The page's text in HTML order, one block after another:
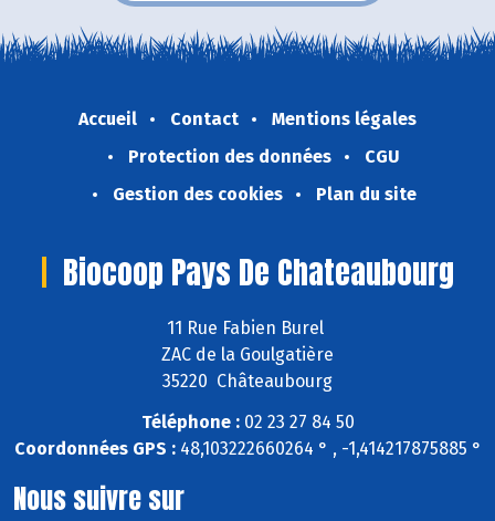
Accueil Contact
Mentions légales
Protection des données
CGU
Gestion des cookies
Plan du site
Biocoop Pays De Chateaubourg
11 Rue Fabien Burel
ZAC de la Goulgatière
35220 Châteaubourg
Téléphone :02 23 27 84 50
Coordonnées GPS :48,103222660264 ° , -1,414217875885 °
Nous suivre sur